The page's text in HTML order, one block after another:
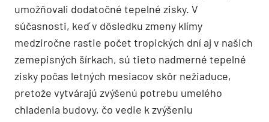
umožňovali dodatočné tepelné zisky. V
súčasnosti, keď v dôsledku zmeny klímy
medziročne rastie počet tropických dní aj v našich
zemepisných šírkach, sú tieto nadmerné tepelné
zisky počas letných mesiacov skôr nežiaduce,
pretože vytvárajú zvýšenú potrebu umelého
chladenia budovy, čo vedie k zvýšeniu